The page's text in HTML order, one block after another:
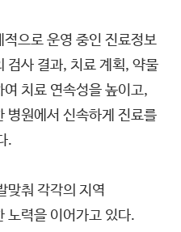
으로 운영 중인 진료정보
검사 결과, 치료 계획, 약물
치료 연속성을 높이고,
병원에서 신속하게 진료를
.
맞춰 각각의 지역
노력을 이어가고 있다.